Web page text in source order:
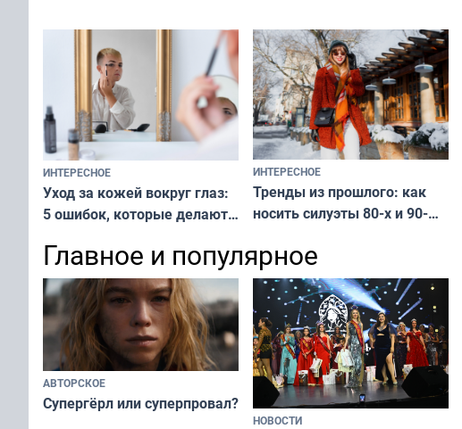
ИНТЕРЕСНОЕ
Уход за кожей вокруг глаз:
5 ошибок, которые делают
и вернуть свежий взгляд
без дорогих средств
ИНТЕРЕСНОЕ
Тренды из прошлого: как
носить силуэты 80-х и 90-
современно и стильно без
переплат
Главное и популярное
АВТОРСКОЕ
Супергёрл или суперпровал?
НОВОСТИ